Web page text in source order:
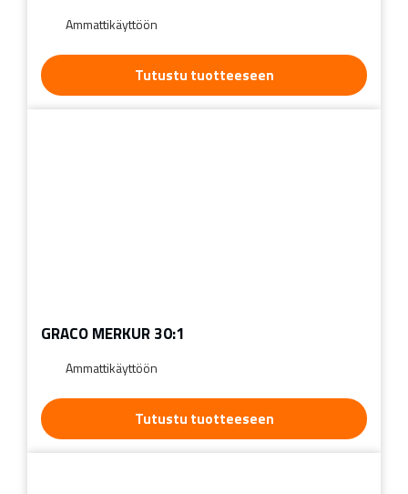
Ammattikäyttöön
Tutustu tuotteeseen
GRACO MERKUR 30:1
Ammattikäyttöön
Tutustu tuotteeseen